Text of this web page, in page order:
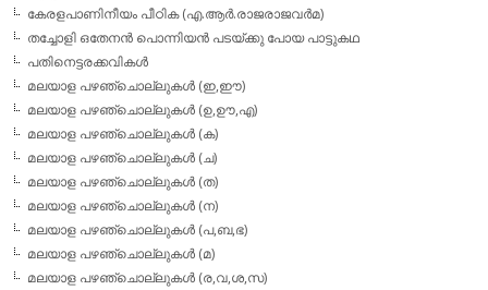
കേരളപാണിനീയം പീഠിക (എ.ആര്‍.രാജരാജവര്‍മ)
തച്ചോളി ഒതേനൻ പൊന്നിയൻ പടയ്‌ക്കു പോയ പാട്ടുകഥ
പതിനെട്ടരക്കവികള്‍
മലയാള പഴഞ്ചൊല്ലുകള്‍ (ഇ,ഈ)
മലയാള പഴഞ്ചൊല്ലുകള്‍ (ഉ,ഊ,എ)
മലയാള പഴഞ്ചൊല്ലുകള്‍ (ക)
മലയാള പഴഞ്ചൊല്ലുകള്‍ (ച)
മലയാള പഴഞ്ചൊല്ലുകള്‍ (ത)
മലയാള പഴഞ്ചൊല്ലുകള്‍ (ന)
മലയാള പഴഞ്ചൊല്ലുകള്‍ (പ,ബ,ഭ)
മലയാള പഴഞ്ചൊല്ലുകള്‍ (മ)
മലയാള പഴഞ്ചൊല്ലുകള്‍ (ര,വ,ശ,സ)